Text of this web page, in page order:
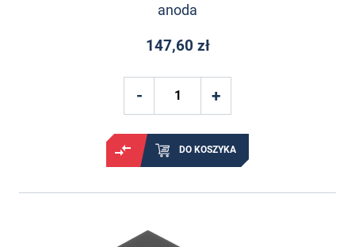
anoda
147,60 zł
DO KOSZYKA